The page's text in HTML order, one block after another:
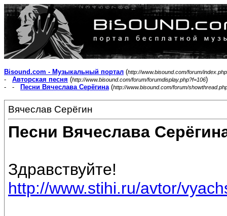
Bisound.com - Музыкальный портал (http://www.bisound.com/forum/index.php
- Авторская песня (http://www.bisound.com/forum/forumdisplay.php?f=106)
- -
Песни Вячеслава Серёгина(http://www.bisound.com/forum/
Вячеслав Серёгин
Песни Вячеслава
Здравствуйте!
http://www.stihi.ru/avtor/